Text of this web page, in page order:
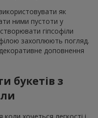
як
ними пустоти у
гіпсофіли
захоплюють погляд.
доповнення
букетів з
хочеться легкості і